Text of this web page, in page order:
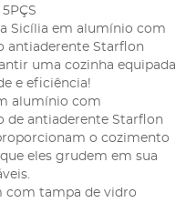
Sicília em alumínio com
antiaderente Starflon
uma cozinha equipada
e eficiência!
alumínio com
de antiaderente Starflon
o cozimento
eles grudem em sua
com tampa de vidro